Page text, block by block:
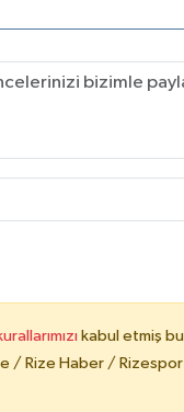
kabul etmiş
/ Rize Haber /